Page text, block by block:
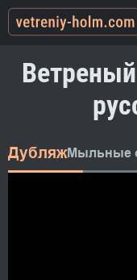
ДубляжМыльные